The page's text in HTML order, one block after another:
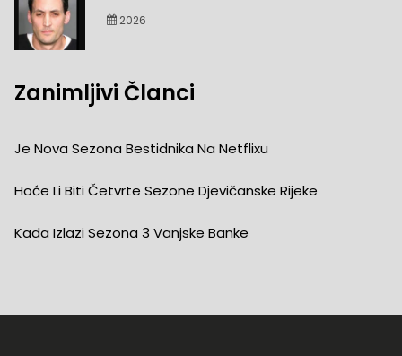
2026
Zanimljivi Članci
Je Nova Sezona Bestidnika Na Netflixu
Hoće Li Biti Četvrte Sezone Djevičanske Rijeke
Kada Izlazi Sezona 3 Vanjske Banke